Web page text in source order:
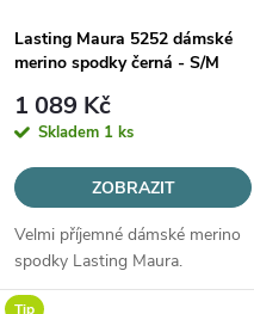
Lasting Maura 5252 dámské
merino spodky černá - S/M
1 089 Kč
Skladem 1 ks
ZOBRAZIT
Velmi příjemné dámské merino
spodky Lasting Maura.
Tip